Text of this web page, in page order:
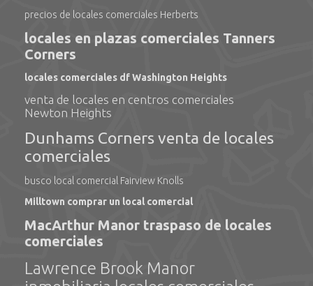
precios de locales comerciales Herberts
locales en plazas comerciales Tanners
Corners
locales comerciales df Washington Heights
venta de locales en centros comerciales
Newton Heights
Dunhams Corners venta de locales
comerciales
busco local comercial Fairview Knolls
Milltown comprar un local comercial
MacArthur Manor traspaso de locales
comerciales
Lawrence Brook Manor